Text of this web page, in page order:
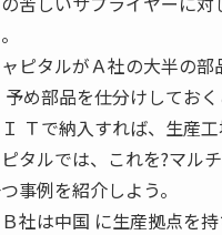
ピタルがＡ社の大半の部
め部品を仕分けしておく
Ｔで納入すれば、生産
タルでは、これを?マル
事例を紹介しよう。
社は中国 に生産拠点を